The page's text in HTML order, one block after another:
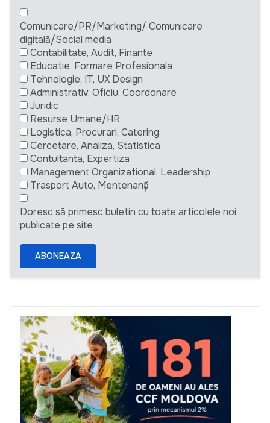
Comunicare/PR/Marketing/ Comunicare
digitală/Social media
Contabilitate, Audit, Finante
Educatie, Formare Profesionala
Tehnologie, IT, UX Design
Administrativ, Oficiu, Coordonare
Juridic
Resurse Umane/HR
Logistica, Procurari, Catering
Cercetare, Analiza, Statistica
Contultanta, Expertiza
Management Organizational, Leadership
Trasport Auto, Mentenanță
Doresc să primesc buletin cu toate articolele noi
publicate pe site
ABONEAZA